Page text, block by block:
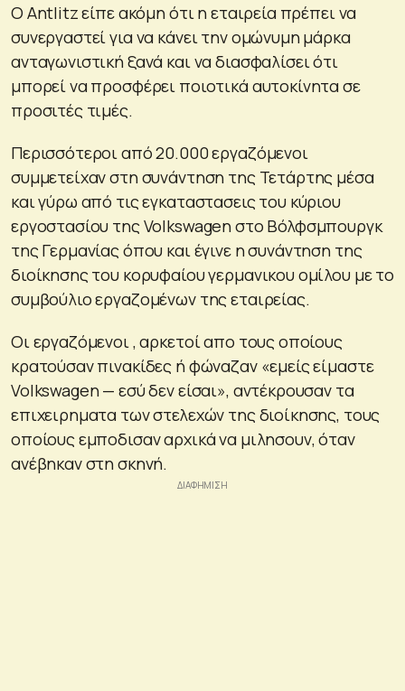
Ο Antlitz είπε ακόμη ότι η εταιρεία πρέπει να
συνεργαστεί για να κάνει την ομώνυμη μάρκα
ανταγωνιστική ξανά και να διασφαλίσει ότι
μπορεί να προσφέρει ποιοτικά αυτοκίνητα σε
προσιτές τιμές.
Περισσότεροι από 20.000 εργαζόμενοι
συμμετείχαν στη συνάντηση της Τετάρτης μέσα
και γύρω από τις εγκαταστασεις του κύριου
εργοστασίου της Volkswagen στο Βόλφσμπουργκ
της Γερμανίας όπου και έγινε η συνάντηση της
διοίκησης του κορυφαίου γερμανικου ομίλου με το
συμβούλιο εργαζομένων της εταιρείας.
Οι εργαζόμενοι , αρκετοί απο τους οποίους
κρατούσαν πινακίδες ή φώναζαν «εμείς είμαστε
Volkswagen — εσύ δεν είσαι», αντέκρουσαν τα
επιχειρηματα των στελεχών της διοίκησης, τους
οποίους εμποδισαν αρχικά να μιλησουν, όταν
ανέβηκαν στη σκηνή.